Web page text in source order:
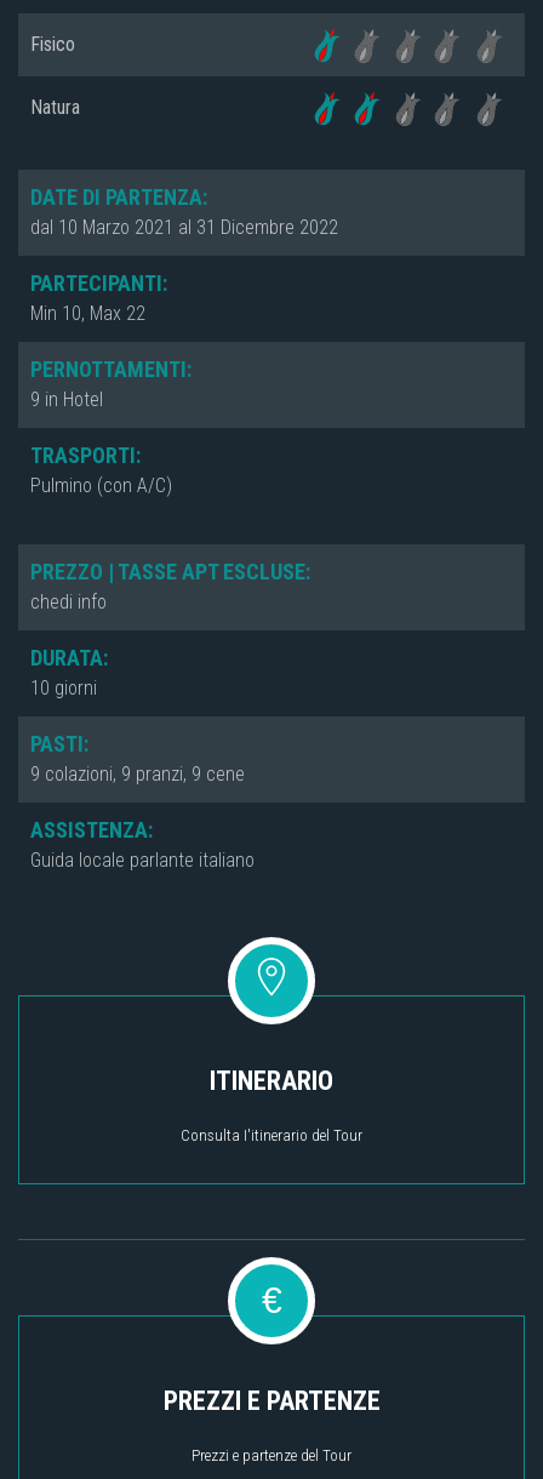
Fisico
Natura
DATE DI PARTENZA:
dal 10 Marzo 2021 al 31 Dicembre 2022
PARTECIPANTI:
Min 10, Max 22
PERNOTTAMENTI:
9 in Hotel
TRASPORTI:
Pulmino (con A/C)
PREZZO | TASSE APT ESCLUSE:
chedi info
DURATA:
10 giorni
PASTI:
9 colazioni, 9 pranzi, 9 cene
ASSISTENZA:
Guida locale parlante italiano
ITINERARIO
Consulta I'itinerario del Tour
€
PREZZI E PARTENZE
Prezzi e partenze del Tour